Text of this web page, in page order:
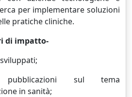
per implementare soluzioni
pratiche cliniche.
di impatto-
sul tema
in sanità;